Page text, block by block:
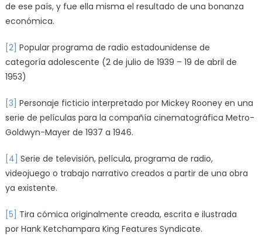
de ese país, y fue ella misma el resultado de una bonanza
económica.
[2] Popular programa de radio estadounidense de
categoría adolescente (2 de julio de 1939 – 19 de abril de
1953)
[3] Personaje ficticio interpretado por Mickey Rooney en una
serie de películas para la compañía cinematográfica Metro-
Goldwyn-Mayer de 1937 a 1946.
[4] Serie de televisión, película, programa de radio,
videojuego o trabajo narrativo creados a partir de una obra
ya existente.
[5] Tira cómica originalmente creada, escrita e ilustrada
por Hank Ketchampara King Features Syndicate.